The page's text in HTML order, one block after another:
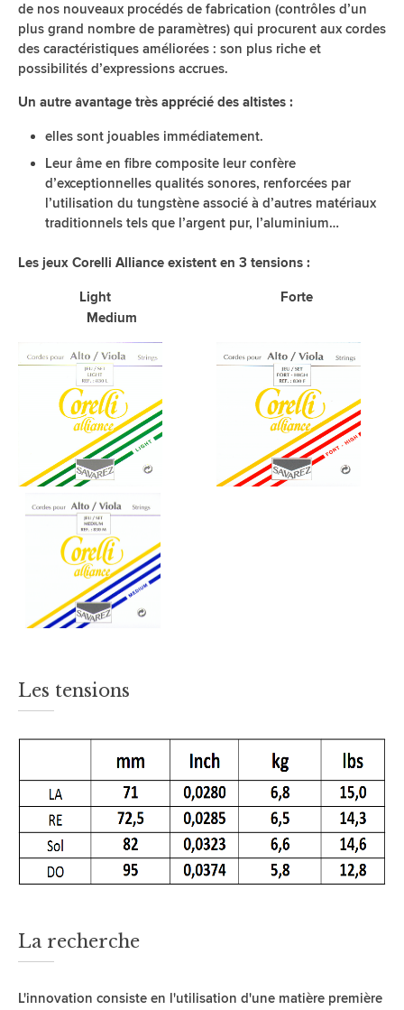
de nos nouveaux procédés de fabrication (contrôles d’un
plus grand nombre de paramètres) qui procurent aux cordes
des caractéristiques améliorées : son plus riche et
possibilités d’expressions accrues.
Un autre avantage très apprécié des altistes :
elles sont jouables immédiatement.
Leur âme en fibre composite leur confère
d’exceptionnelles qualités sonores, renforcées par
l’utilisation du tungstène associé à d’autres matériaux
traditionnels tels que l’argent pur, l’aluminium…
Les jeux Corelli Alliance existent en 3 tensions :
Light Forte
Medium
Les tensions
La recherche
L'innovation consiste en l'utilisation d'une matière première